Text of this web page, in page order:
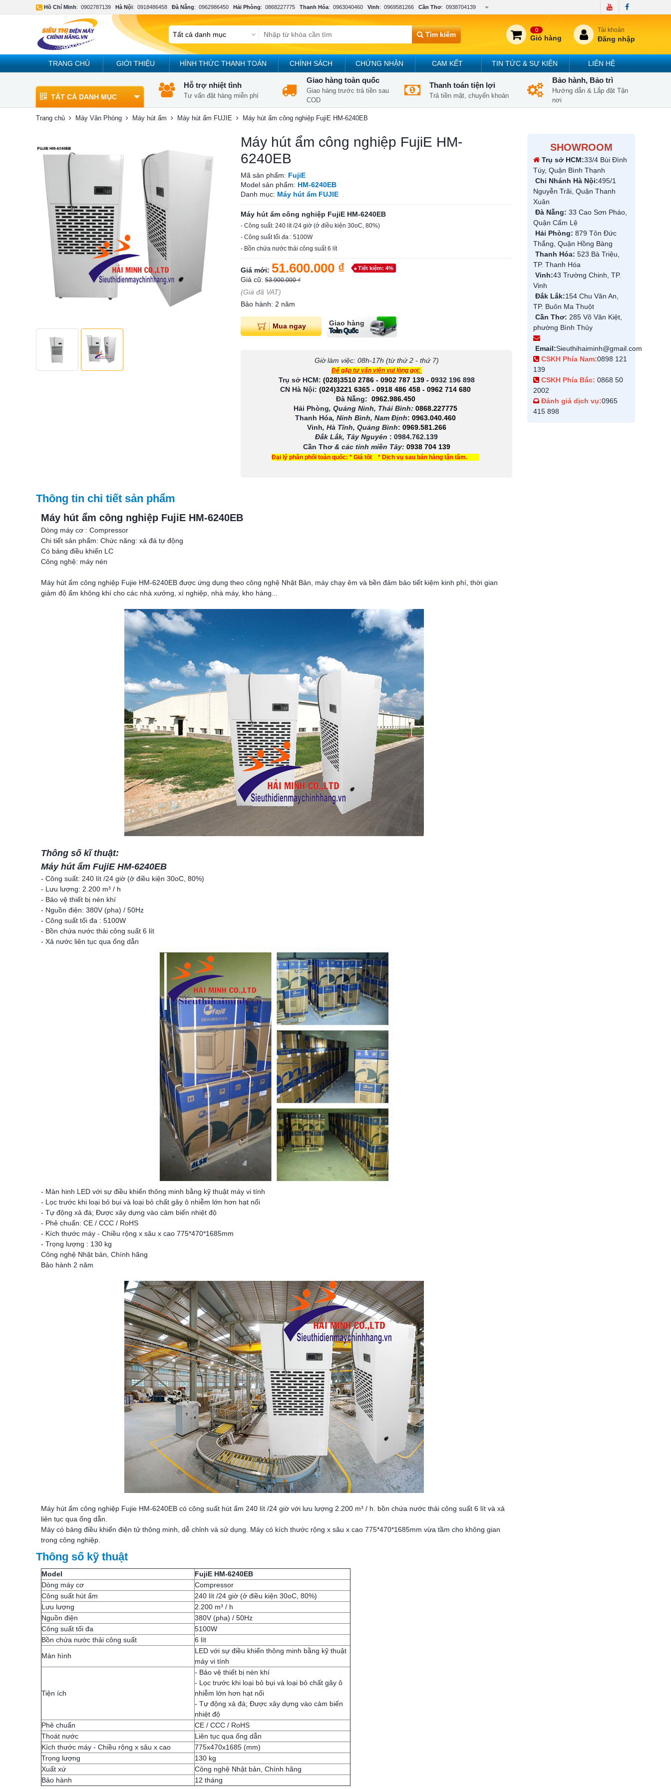
Hồ Chí Minh: 0902787139 Hà Nội: 0918486458 Đà Nẵng: 0962986450 Hải Phòng: 0868227775 Thanh Hóa: 0963040460 Vinh: 0969581266 Cần Thơ: 0938704139
Tìm kiếm
0
Giỏ hàng
Tài khoản
Đăng nhập
TRANG CHỦ GIỚI THIỆU HÌNH THỨC THANH TOÁN CHÍNH SÁCH CHỨNG NHẬN CAM KẾT TIN TỨC & SỰ KIỆN LIÊN HỆ
TẤT CẢ DANH MỤC
Hỗ trợ nhiệt tình
Tư vấn đặt hàng miễn phí
Giao hàng toàn quốc
Giao hàng trước trả tiền sau
COD
Thanh toán tiện lợi
Trả tiền mặt, chuyển khoản
Bảo hành, Bảo trì
Hướng dẫn & Lắp đặt Tận
nơi
Trang chủ Máy Văn Phòng Máy hút ẩm Máy hút ẩm FUJIE Máy hút ẩm công nghiệp FujiE HM-6240EB
Máy hút ẩm công nghiệp FujiE HM-
6240EB
Mã sản phẩm: FujiE
Model sản phẩm: HM-6240EB
Danh mục: Máy hút ẩm FUJIE
Máy hút ẩm công nghiệp FujiE HM-6240EB
- Công suất: 240 lít /24 giờ (ở điều kiện 30oC, 80%)
- Công suất tối đa : 5100W
- Bồn chứa nước thải công suất 6 lít
Giá mới: 51.600.000 ₫ Tiết kiệm: 4%
Giá cũ: 53.900.000 ₫
(Giá đã VAT)
Bảo hành: 2 năm
Mua ngay Giao hàng
Toàn Quốc
Giờ làm việc: 08h-17h (từ thứ 2 - thứ 7)
Để gặp tư vấn viên vui lòng gọi:
Trụ sở HCM: (028)3510 2786 - 0902 787 139- 0932 196 898
CN Hà Nội: (024)3221 6365 - 0918 486 458 - 0962 714 680
Đà Nẵng: 0962.986.450
Hải Phòng, Quảng Ninh, Thái Bình: 0868.227775
Thanh Hóa, Ninh Bình, Nam Định: 0963.040.460
Vinh, Hà Tĩnh, Quảng Bình: 0969.581.266
Đắk Lắk, Tây Nguyên : 0984.762.139
Cần Thơ & các tỉnh miền Tây: 0938 704 139
Đại lý phân phối toàn quốc: * Giá tốt * Dịch vụ sau bán hàng tận tâm.
SHOWROOM
Trụ sở HCM:33/4 Bùi Đình
Túy, Quận Bình Thạnh
Chi Nhánh Hà Nội:495/1
Nguyễn Trãi, Quận Thanh
Xuân
Đà Nẵng: 33 Cao Sơn Pháo,
Quận Cẩm Lệ
Hải Phòng: 879 Tôn Đức
Thắng, Quận Hồng Bàng
Thanh Hóa: 523 Bà Triệu,
TP. Thanh Hóa
Vinh:43 Trường Chinh, TP.
Vinh
Đắk Lắk:154 Chu Văn An,
TP. Buôn Ma Thuột
Cần Thơ: 285 Võ Văn Kiệt,
phường Bình Thủy
Email:Sieuthihaiminh@gmail.com
CSKH Phía Nam:0898 121
139
CSKH Phía Bắc: 0868 50
2002
Đánh giá dịch vụ:0965
415 898
Thông tin chi tiết sản phẩm
Máy hút ẩm công nghiệp FujiE HM-6240EB
Dòng máy cơ : Compressor
Chi tiết sản phẩm: Chức năng: xả đá tự động
Có bảng điều khiển LC
Công nghệ: máy nén
Máy hút ẩm công nghiệp Fujie HM-6240EB được ứng dụng theo công nghệ Nhật Bản, máy chạy êm và bền đảm bảo tiết kiệm kinh phí, thời gian
giảm độ ẩm không khí cho các nhà xưởng, xí nghiệp, nhà máy, kho hàng...
Thông số kĩ thuật:
Máy hút ẩm FujiE HM-6240EB
- Công suất: 240 lít /24 giờ (ở điều kiện 30oC, 80%)
- Lưu lượng: 2.200 m³ / h
- Bảo vệ thiết bị nén khí
- Nguồn điện: 380V (pha) / 50Hz
- Công suất tối đa : 5100W
- Bồn chứa nước thải công suất 6 lít
- Xả nước liên tục qua ống dẫn
- Màn hinh LED với sự điều khiển thông minh bằng kỹ thuật máy vi tính
- Lọc trước khi loại bỏ bụi và loại bỏ chất gây ô nhiễm lớn hơn hạt nổi
- Tự động xả đá; Được xây dựng vào cảm biến nhiệt độ
- Phê chuẩn: CE / CCC / RoHS
- Kích thước máy - Chiều rộng x sâu x cao 775*470*1685mm
- Trọng lượng : 130 kg
Công nghệ Nhật bản, Chính hãng
Bảo hành 2 năm
Máy hút ẩm công nghiệp Fujie HM-6240EB có công suất hút ẩm 240 lít /24 giờ với lưu lượng 2.200 m³ / h. bồn chứa nước thải công suất 6 lít và xả
liên tục qua ống dẫn.
Máy có bảng điều khiển điện tử thông minh, dễ chỉnh và sử dụng. Máy có kích thước rộng x sâu x cao 775*470*1685mm vừa tầm cho không gian
trong công nghiệp.
Thông số kỹ thuật
Model
FujiE HM-6240EB
Dòng máy cơ
Compressor
Công suất hút ẩm
240 lít /24 giờ (ở điều kiện 30oC, 80%)
Lưu lượng
2.200 m³ / h
Nguồn điện
380V (pha) / 50Hz
Công suất tối đa
5100W
Bồn chứa nước thải công suất
6 lít
Màn hình
LED với sự điều khiển thông minh bằng kỹ thuật
máy vi tính
Tiện ích
- Bảo vệ thiết bị nén khí
- Lọc trước khi loại bỏ bụi và loại bỏ chất gây ô
nhiễm lớn hơn hạt nổi
- Tự động xả đá; Được xây dựng vào cảm biến
nhiệt độ
Phê chuẩn
CE / CCC / RoHS
Thoát nước
Liên tục qua ống dẫn
Kích thước máy - Chiều rộng x sâu x cao
775x470x1685 (mm)
Trọng lượng
130 kg
Xuất xứ
Công nghệ Nhật bản, Chính hãng
Bảo hành
12 tháng